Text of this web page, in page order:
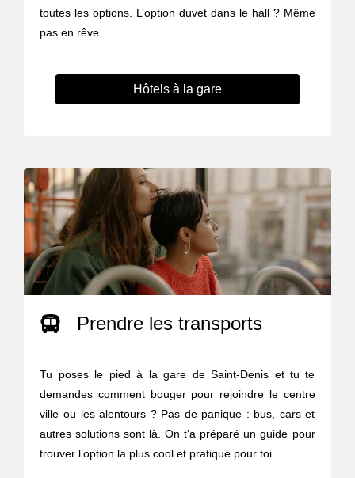
toutes les options. L’option duvet dans le hall ? Même
pas en rêve.
Hôtels à la gare
Prendre les transports
Tu poses le pied à la gare de Saint-Denis et tu te
demandes comment bouger pour rejoindre le centre
ville ou les alentours ? Pas de panique : bus, cars et
autres solutions sont là. On t’a préparé un guide pour
trouver l’option la plus cool et pratique pour toi.